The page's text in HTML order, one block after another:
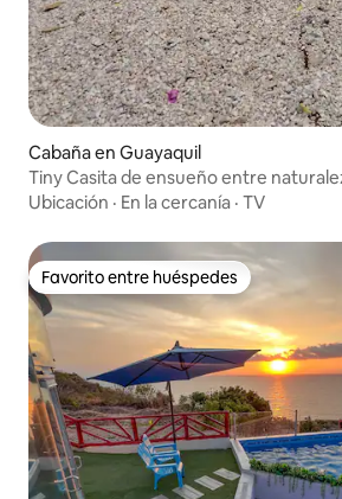
Cabaña en Guayaquil
Tiny Casita de ensueño entre
Ubicación · En la cercanía · TV
Favorito entre huéspedes
Favorito entre huéspedes